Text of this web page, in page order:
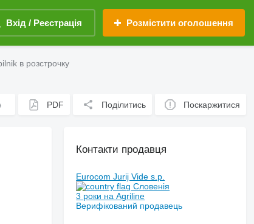
Вхід / Реєстрація Розмістити оголошення
в розстрочку
PDF Поділитись Поскаржитися
Контакти продавця
Eurocom Jurij Vide s.p.
Словенія
3 роки на Agriline
Верифікований продавець